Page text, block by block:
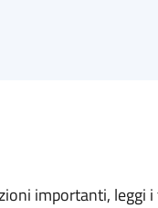
importanti, leggi